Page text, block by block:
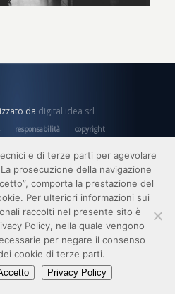
da digital idea srl
responsabilità copyright
e di terze parti per agevolare
prosecuzione della navigazione
comporta la prestazione del
Per ulteriori informazioni sui
raccolti nel presente sito è
Policy, nella quale vengono
per negare il consenso
cookie di terze parti.
Privacy Policy